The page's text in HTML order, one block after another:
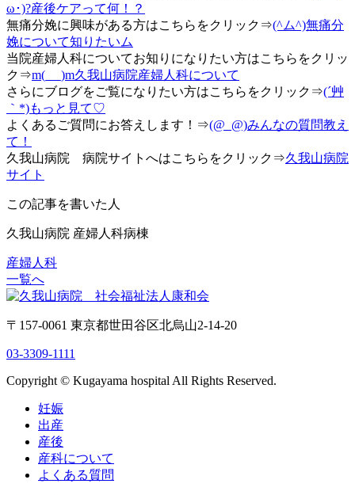
ω･)?産後ケアって何！？
無痛分娩に興味がある方はこちらをクリック⇒(^ム^)無痛分
娩について知りたいム
当院産婦人科についてお知りになりたい方はこちらをクリッ
ク⇒m(_ _)m久我山病院産婦人科について
さらにブログをご覧になりたい方はこちらをクリック⇒(´艸
｀*)もっと見て♡
よくあるご質問にお答えします！⇒(@_@)みんなの質問教え
て！
久我山病院 病院サイトへはこちらをクリック⇒久我山病院
サイト
この記事を書いた人
久我山病院 産婦人科病棟
産婦人科
一覧へ
〒157-0061 東京都世田谷区北烏山2-14-20
03-3309-1111
Copyright © Kugayama hospital All Rights Reserved.
妊娠
出産
産後
産科について
よくある質問